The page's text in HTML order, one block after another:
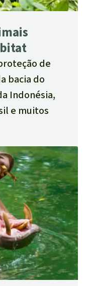
de
bacia do
Indonésia,
e muitos